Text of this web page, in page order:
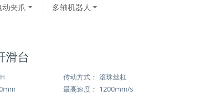
动夹爪 多轴机器人
滑台
传动方式： 滚珠丝杠
最高速度： 1200mm/s